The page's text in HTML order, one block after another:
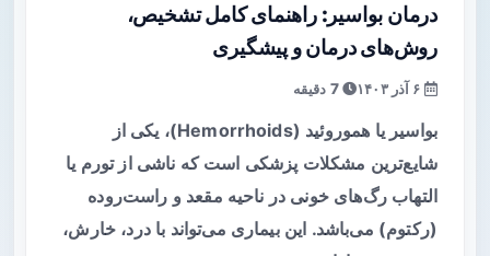
درمان بواسیر: راهنمای کامل تشخیص،
روش‌های درمان و پیشگیری
7 دقیقه
بواسیر یا هموروئید (Hemorrhoids)، یکی از
شایع‌ترین مشکلات پزشکی است که ناشی از تورم یا
التهاب رگ‌های خونی در ناحیه مقعد و راست‌روده
(رکتوم) می‌باشد. این بیماری می‌تواند با درد، خارش،